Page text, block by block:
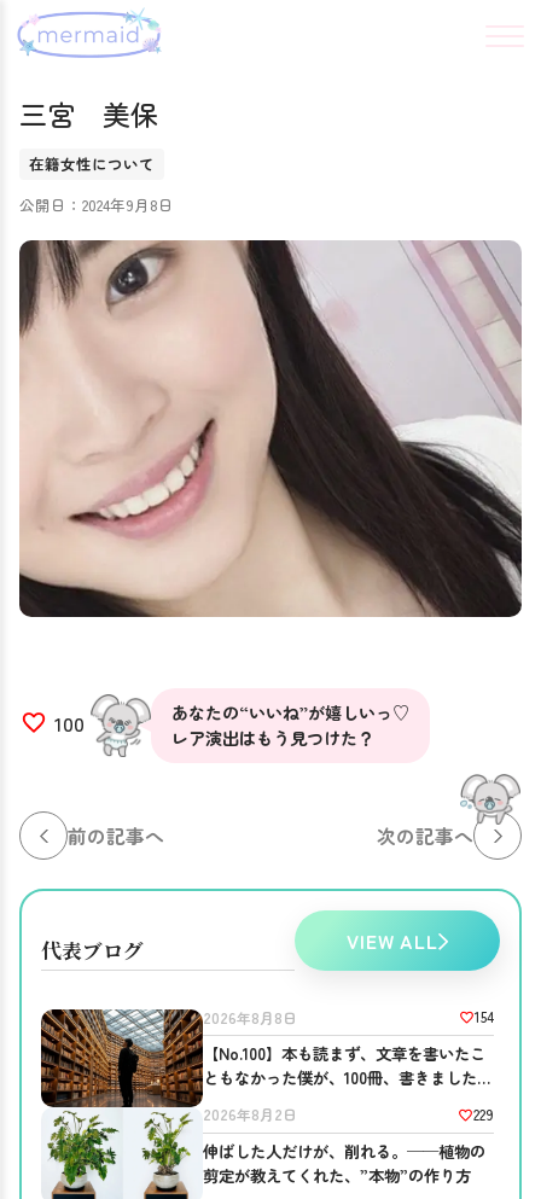
三宮 美保
在籍女性について
公開日：2024年9月8日
100
あなたの“いいね”が嬉しいっ♡
レア演出はもう見つけた？
前の記事へ 次の記事へ
代表ブログ VIEW ALL
2026年8月8日 154
【No.100】本も読まず、文章を書いたこ
ともなかった僕が、100冊、書きました。
2026年8月2日 229
伸ばした人だけが、削れる。──植物の
剪定が教えてくれた、”本物”の作り方